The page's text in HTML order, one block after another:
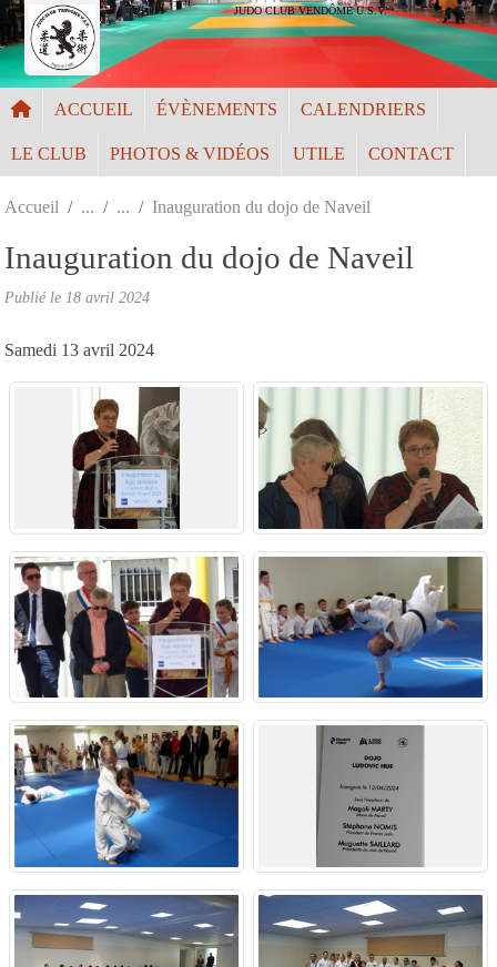
JUDO CLUB VENDÔME U.S.V.
ACCUEIL ÉVÈNEMENTS CALENDRIERS
LE CLUB PHOTOS & VIDÉOS UTILE CONTACT
Accueil Inauguration du dojo de Naveil
Inauguration du dojo de Naveil
Publié le 18 avril 2024
Samedi 13 avril 2024
Panneau de gestion des cookies